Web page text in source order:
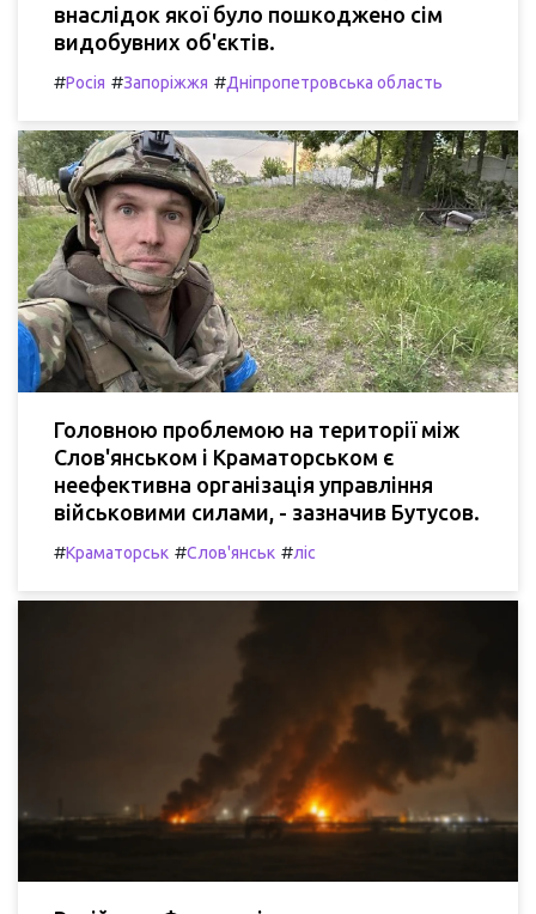
внаслідок якої було пошкоджено сім
видобувних об'єктів.
#Росія #Запоріжжя #Дніпропетровська область
Головною проблемою на території між
Слов'янськом і Краматорськом є
неефективна організація управління
військовими силами, - зазначив Бутусов.
#Краматорськ #Слов'янськ #ліс